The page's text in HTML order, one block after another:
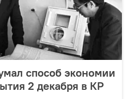
способ экономии
2 декабря в КР